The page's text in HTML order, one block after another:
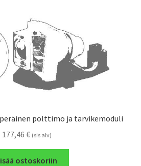
polttimo ja tarvikemoduli
177,46 € (sis alv)
ostoskoriin